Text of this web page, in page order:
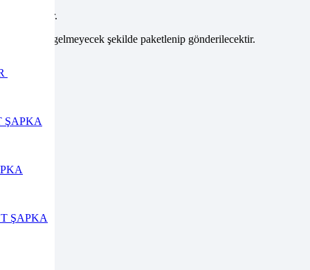
ŞAPKA
ŞAPKA
garantilidir.
gelmeyecek şekilde paketlenip gönderilecektir.